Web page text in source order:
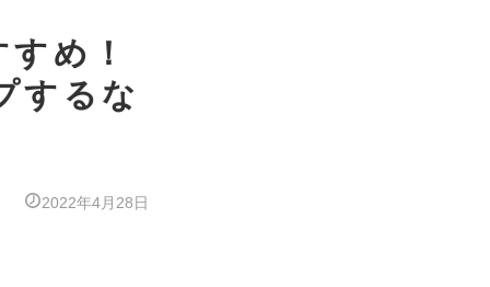
め！
するな
2022年4月28日